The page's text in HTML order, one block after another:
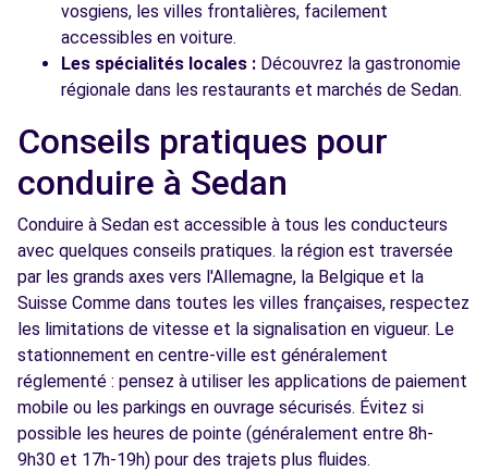
vosgiens, les villes frontalières, facilement
accessibles en voiture.
Les spécialités locales : Découvrez la gastronomie
régionale dans les restaurants et marchés de Sedan.
Conseils pratiques pour
conduire à Sedan
Conduire à Sedan est accessible à tous les conducteurs
avec quelques conseils pratiques. la région est traversée
par les grands axes vers l'Allemagne, la Belgique et la
Suisse Comme dans toutes les villes françaises, respectez
les limitations de vitesse et la signalisation en vigueur. Le
stationnement en centre-ville est généralement
réglementé : pensez à utiliser les applications de paiement
mobile ou les parkings en ouvrage sécurisés. Évitez si
possible les heures de pointe (généralement entre 8h-
9h30 et 17h-19h) pour des trajets plus fluides.